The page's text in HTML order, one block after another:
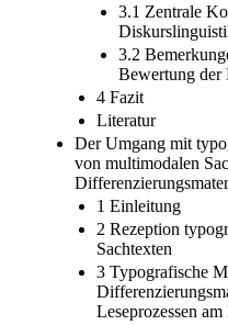
3.1 Zentrale
3.2
Bewertung der
4 Fazit
Literatur
Der Umgang mit
von multimodalen
1 Einleitung
2 Rezeption
Sachtexten
3 Typografische
Leseprozessen